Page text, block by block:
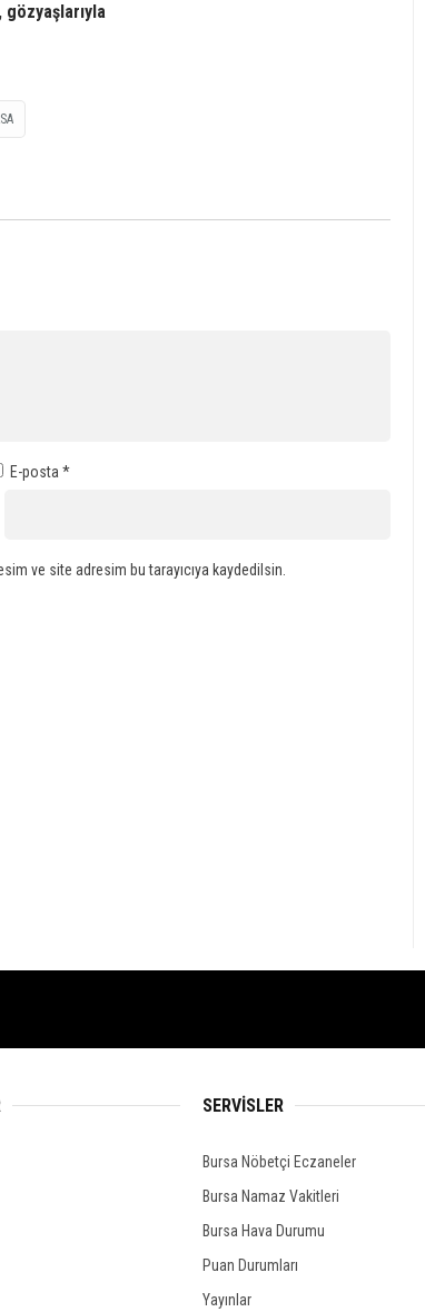
gözyaşlarıyla
E-posta *
ve site adresim bu tarayıcıya kaydedilsin.
SERVİSLER
Bursa Nöbetçi Eczaneler
Bursa Namaz Vakitleri
Bursa Hava Durumu
Puan Durumları
Yayınlar